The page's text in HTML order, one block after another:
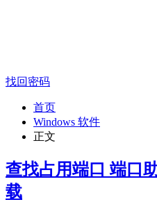
找回密码
首页
Windows 软件
正文
查找占用端口 端口
载